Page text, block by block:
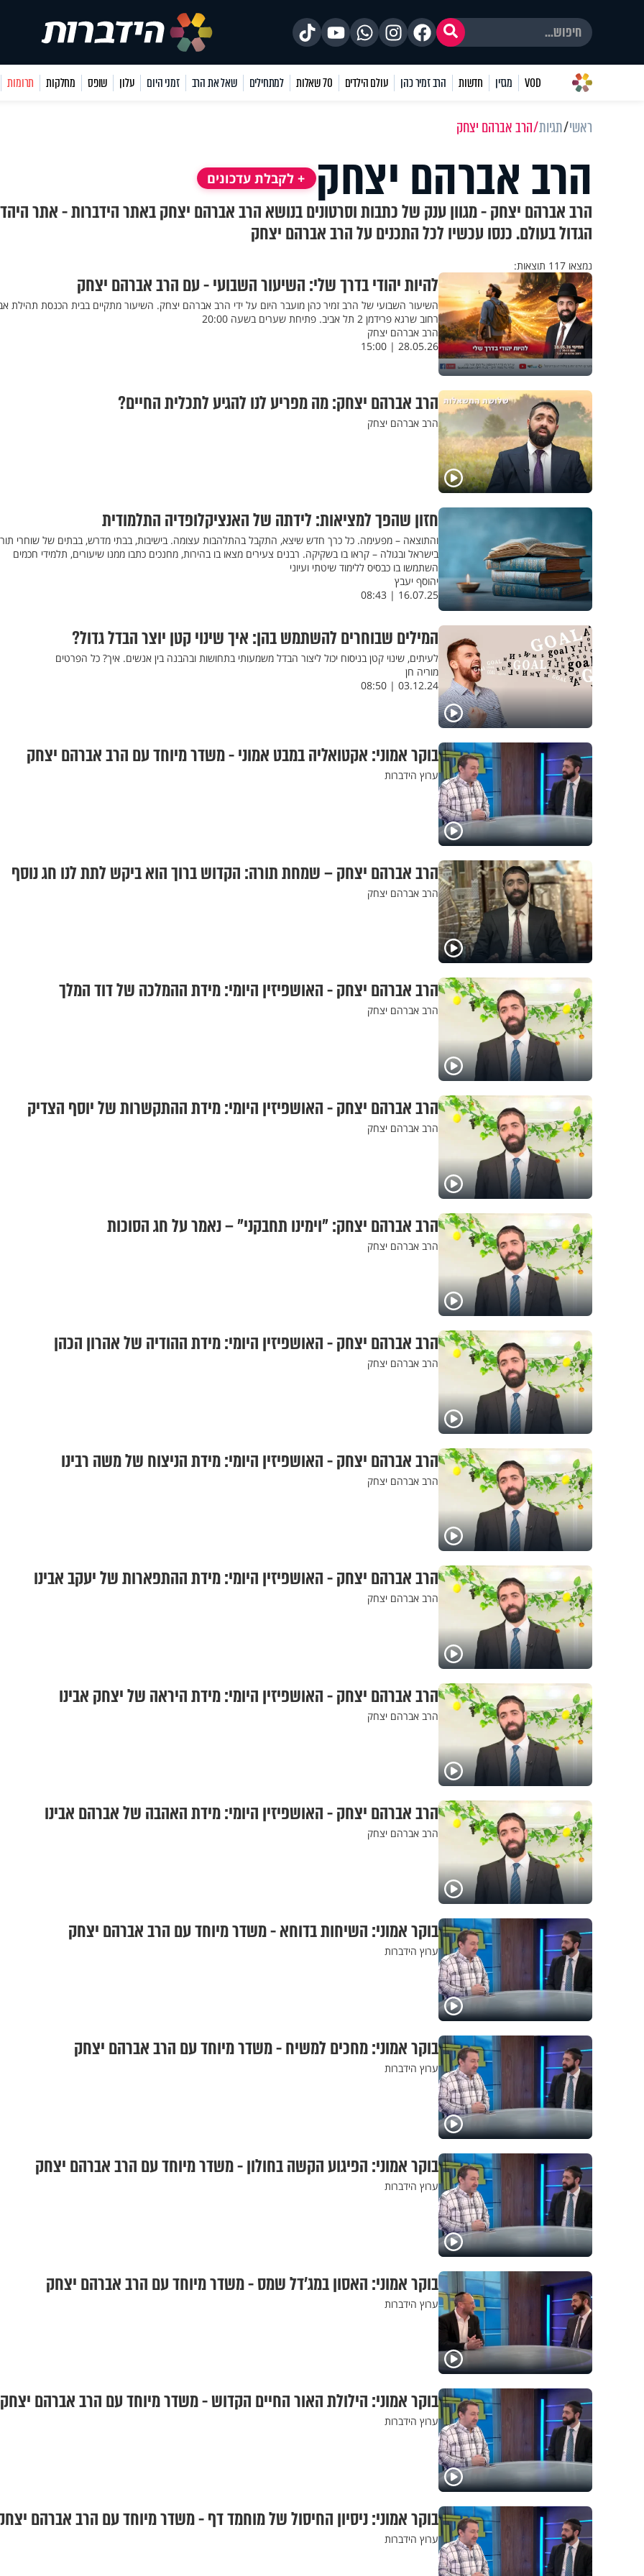
VOD מגזין חדשות הרב זמיר כהן עולם הילדים 70 שאלות למתחילים שאל את הרב זמני היום עלון שופס מחלקות תרומות
ראשי תגיות הרב אברהם יצחק
הרב אברהם יצחק + לקבלת עדכונים
הרב אברהם יצחק - מגוון ענק של כתבות וסרטונים בנושא הרב אברהם יצחק באתר הידברות - אתר
הגדול בעולם. כנסו עכשיו לכל התכנים על הרב אברהם יצחק
נמצאו 117 תוצאות:
להיות יהודי בדרך שלי: השיעור השבועי - עם הרב אברהם יצחק
השיעור השבועי של הרב זמיר כהן מועבר היום על ידי הרב אברהם יצחק. השיעור מתקיים בבית הכנסת תהילת
רחוב שרגא פרידמן 2 תל אביב. פתיחת שערים בשעה 20:00
הרב אברהם יצחק
28.05.26 | 15:00
הרב אברהם יצחק: מה מפריע לנו להגיע לתכלית החיים?
הרב אברהם יצחק
חזון שהפך למציאות: לידתה של האנציקלופדיה התלמודית
והתוצאה – מפעימה. כל כרך חדש שיצא, התקבל בהתלהבות עצומה. בישיבות, בבתי מדרש, בבתים של שוחרי
בישראל ובגולה – קראו בו בשקיקה. רבנים צעירים מצאו בו בהירות, מחנכים כתבו ממנו שיעורים, תלמידי חכמים
השתמשו בו כבסיס ללימוד שיטתי ועיוני
יהוסף יעבץ
16.07.25 | 08:43
המילים שבוחרים להשתמש בהן: איך שינוי קטן יוצר הבדל גדול?
לעיתים, שינוי קטן בניסוח יכול ליצור הבדל משמעותי בתחושות ובהבנה בין אנשים. איך? כל הפרטים
מוריה חן
03.12.24 | 08:50
בוקר אמוני: אקטואליה במבט אמוני - משדר מיוחד עם הרב אברהם יצחק
ערוץ הידברות
הרב אברהם יצחק – שמחת תורה: הקדוש ברוך הוא ביקש לתת לנו חג נוסף
הרב אברהם יצחק
הרב אברהם יצחק - האושפיזין היומי: מידת ההמלכה של דוד המלך
הרב אברהם יצחק
הרב אברהם יצחק - האושפיזין היומי: מידת ההתקשרות של יוסף הצדיק
הרב אברהם יצחק
הרב אברהם יצחק: "וימינו תחבקני" – נאמר על חג הסוכות
הרב אברהם יצחק
הרב אברהם יצחק - האושפיזין היומי: מידת ההודיה של אהרון הכהן
הרב אברהם יצחק
הרב אברהם יצחק - האושפיזין היומי: מידת הניצוח של משה רבינו
הרב אברהם יצחק
הרב אברהם יצחק - האושפיזין היומי: מידת ההתפארות של יעקב אבינו
הרב אברהם יצחק
הרב אברהם יצחק - האושפיזין היומי: מידת היראה של יצחק אבינו
הרב אברהם יצחק
הרב אברהם יצחק - האושפיזין היומי: מידת האהבה של אברהם אבינו
הרב אברהם יצחק
בוקר אמוני: השיחות בדוחא - משדר מיוחד עם הרב אברהם יצחק
ערוץ הידברות
בוקר אמוני: מחכים למשיח - משדר מיוחד עם הרב אברהם יצחק
ערוץ הידברות
בוקר אמוני: הפיגוע הקשה בחולון - משדר מיוחד עם הרב אברהם יצחק
ערוץ הידברות
בוקר אמוני: האסון במג'דל שמס - משדר מיוחד עם הרב אברהם יצחק
ערוץ הידברות
בוקר אמוני: הילולת האור החיים הקדוש - משדר מיוחד עם הרב אברהם יצחק
ערוץ הידברות
בוקר אמוני: ניסיון החיסול של מוחמד דף - משדר מיוחד עם הרב אברהם
ערוץ הידברות